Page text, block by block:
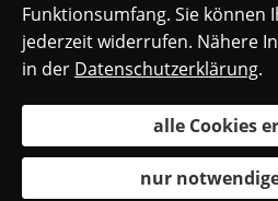
Funktionsumfang. Sie können
jederzeit widerrufen. Nähere
in der Datenschutzerklärung.
alle Cookies
nur